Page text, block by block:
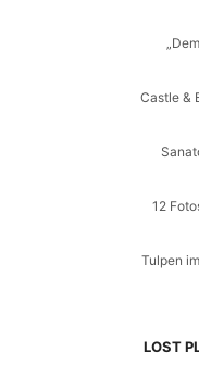
Castle &
12
Tulpen
LOST